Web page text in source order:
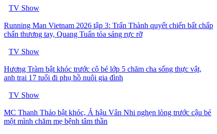
TV Show
Running Man Vietnam 2026 tập 3: Trấn Thành quyết chiến bất chấp
chấn thương tay, Quang Tuấn tỏa sáng rực rỡ
TV Show
Hương Tràm bật khóc trước cô bé lớp 5 chăm cha sống thực vật,
anh trai 17 tuổi đi phụ hồ nuôi gia đình
TV Show
MC Thanh Thảo bật khóc, Á hậu Vân Nhi nghẹn lòng trước cậu bé
một mình chăm mẹ bệnh tâm thần